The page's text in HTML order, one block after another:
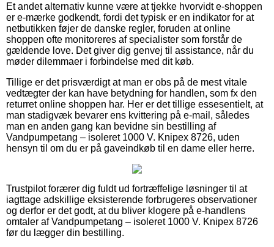
Et andet alternativ kunne være at tjekke hvorvidt e-shoppen
er e-mærke godkendt, fordi det typisk er en indikator for at
netbutikken føjer de danske regler, foruden at online
shoppen ofte monitoreres af specialister som forstår de
gældende love. Det giver dig genvej til assistance, når du
møder dilemmaer i forbindelse med dit køb.
Tillige er det prisværdigt at man er obs på de mest vitale
vedtægter der kan have betydning for handlen, som fx den
returret online shoppen har. Her er det tillige essesentielt, at
man stadigvæk bevarer ens kvittering på e-mail, således
man en anden gang kan bevidne sin bestilling af
Vandpumpetang – isoleret 1000 V. Knipex 8726, uden
hensyn til om du er på gaveindkøb til en dame eller herre.
Trustpilot forærer dig fuldt ud fortræffelige løsninger til at
iagttage adskillige eksisterende forbrugeres observationer
og derfor er det godt, at du bliver klogere på e-handlens
omtaler af Vandpumpetang – isoleret 1000 V. Knipex 8726
før du lægger din bestilling.